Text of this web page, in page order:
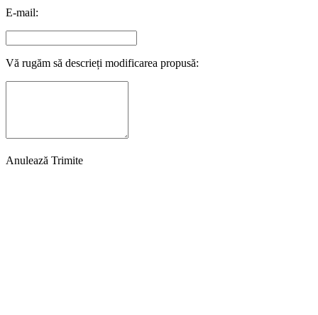
E-mail:
Vă rugăm să descrieți modificarea propusă:
Anulează Trimite